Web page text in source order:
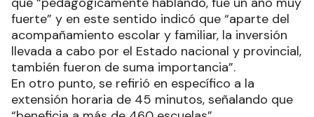
fuerte” y en este sentido indicó que “aparte del
acompañamiento escolar y familiar, la inversión
llevada a cabo por el Estado nacional y provincial,
también fueron de suma importancia”.
En otro punto, se refirió en específico a la
extensión horaria de 45 minutos, señalando que